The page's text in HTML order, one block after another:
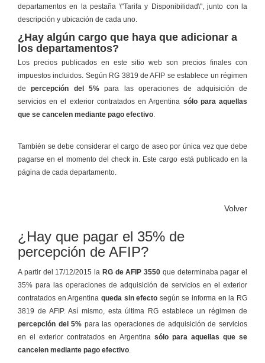
departamentos en la pestaña \"Tarifa y Disponibilidad\", junto con la
descripción y ubicación de cada uno.
¿Hay algún cargo que haya que adicionar a
los departamentos?
Los precios publicados en este sitio web son precios finales con
impuestos incluidos. Según RG 3819 de AFIP se establece un régimen
depercepción del 5% para las operaciones de adquisición de
servicios en el exterior contratados en Argentina sólo para aquellas
que se cancelen mediante pago efectivo.
También se debe considerar el cargo de aseo por única vez que debe
pagarse en el momento del check in. Este cargo está publicado en la
página de cada departamento.
Volver
¿Hay que pagar el 35% de
percepción de AFIP?
A partir del 17/12/2015 la RG de AFIP 3550 que determinaba pagar el
35% para las operaciones de adquisición de servicios en el exterior
contratados en Argentina queda sin efecto según se informa en la RG
3819 de AFIP. Así mismo, esta última RG establece un régimen de
percepción del 5% para las operaciones de adquisición de servicios
en el exterior contratados en Argentina sólo para aquellas que se
cancelen mediante pago efectivo.